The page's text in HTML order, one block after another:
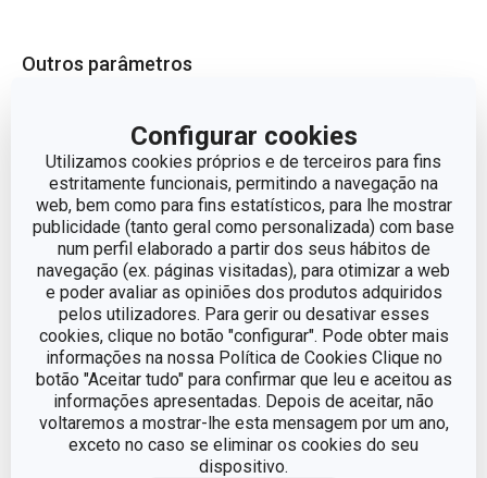
Configurar cookies
Utilizamos cookies próprios e de terceiros para fins
estritamente funcionais, permitindo a navegação na
web, bem como para fins estatísticos, para lhe mostrar
publicidade (tanto geral como personalizada) com base
num perfil elaborado a partir dos seus hábitos de
navegação (ex. páginas visitadas), para otimizar a web
e poder avaliar as opiniões dos produtos adquiridos
pelos utilizadores. Para gerir ou desativar esses
cookies, clique no botão "configurar". Pode obter mais
informações na nossa Política de Cookies Clique no
botão "Aceitar tudo" para confirmar que leu e aceitou as
informações apresentadas. Depois de aceitar, não
voltaremos a mostrar-lhe esta mensagem por um ano,
exceto no caso se eliminar os cookies do seu
dispositivo.
Outros parâmetros
guardanapos
LINHA DE PRODUTO PURITY FLAIR
MATERIAL plástico com nanoCARE
TIPO base individual
MÁQUINA DE LAVAR
LOUÇA
Não
EAN 8595028487480